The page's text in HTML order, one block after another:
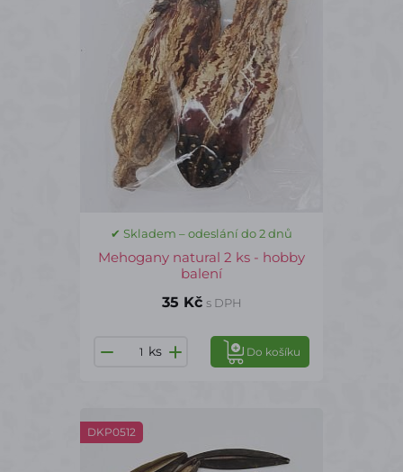
✔ Skladem – odeslání do 2 dnů
Mehogany natural 2 ks - hobby
balení
35 Kč s DPH
ks Do košíku
DKP0512